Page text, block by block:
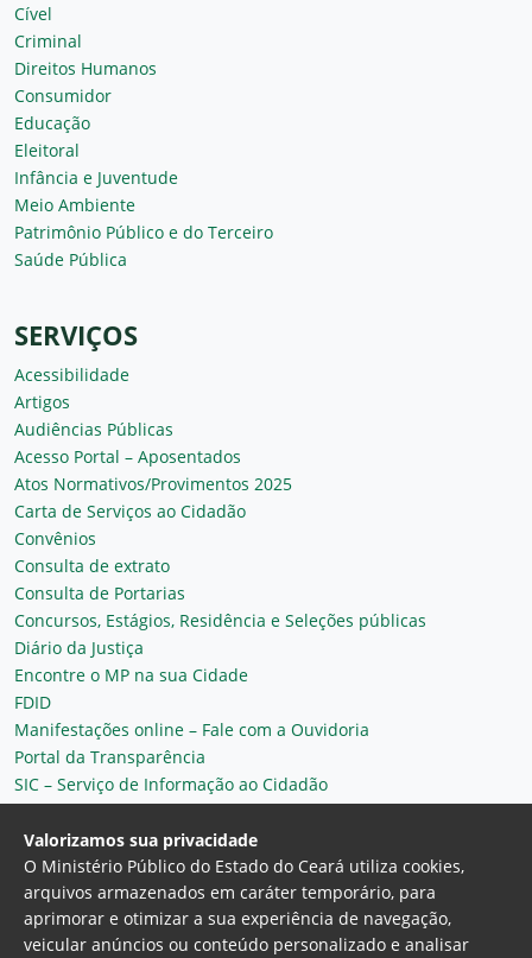
Cível
Criminal
Direitos Humanos
Consumidor
Educação
Eleitoral
Infância e Juventude
Meio Ambiente
Patrimônio Público e do Terceiro
Saúde Pública
SERVIÇOS
Acessibilidade
Artigos
Audiências Públicas
Acesso Portal – Aposentados
Atos Normativos/Provimentos 2025
Carta de Serviços ao Cidadão
Convênios
Consulta de extrato
Consulta de Portarias
Concursos, Estágios, Residência e Seleções públicas
Diário da Justiça
Encontre o MP na sua Cidade
FDID
Manifestações online – Fale com a Ouvidoria
Portal da Transparência
SIC – Serviço de Informação ao Cidadão
Plantão MP do Ceará
Secretaria Geral
Valorizamos sua privacidade
O Ministério Público do Estado do Ceará utiliza cookies,
arquivos armazenados em caráter temporário, para
aprimorar e otimizar a sua experiência de navegação,
veicular anúncios ou conteúdo personalizado e analisar